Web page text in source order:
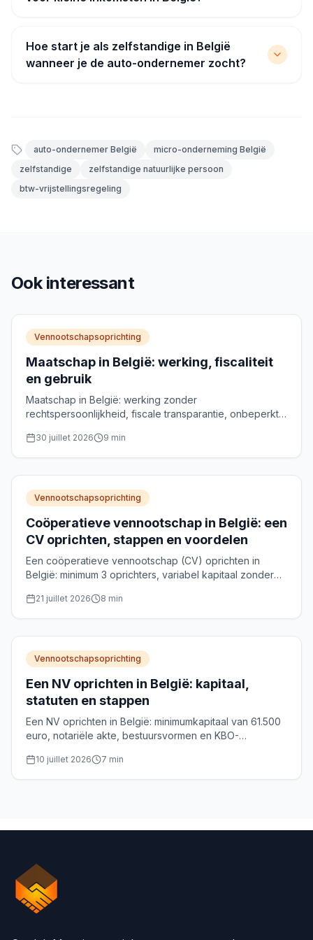
Hoe start je als zelfstandige in België
wanneer je de auto-ondernemer zocht?
auto-ondernemer België
micro-onderneming België
zelfstandige
zelfstandige natuurlijke persoon
btw-vrijstellingsregeling
Ook interessant
Vennootschapsoprichting
Maatschap in België: werking, fiscaliteit
en gebruik
Maatschap in België: werking zonder
rechtspersoonlijkheid, fiscale transparantie, onbeperkte
vermogensbeheer.
30 juillet 2026 9 min
Vennootschapsoprichting
Coöperatieve vennootschap in België: een
CV oprichten, stappen en voordelen
Een coöperatieve vennootschap (CV) oprichten in
België: minimum 3 oprichters, variabel kapitaal zonder
erkenning. Praktische gids.
21 juillet 2026 8 min
Vennootschapsoprichting
Een NV oprichten in België: kapitaal,
statuten en stappen
Een NV oprichten in België: minimumkapitaal van 61.500
euro, notariële akte, bestuursvormen en KBO-
10 juillet 2026 7 min